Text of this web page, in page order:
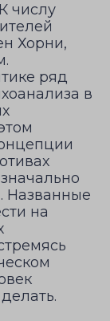
числу
Хорни,
ряд
в
Названные
на